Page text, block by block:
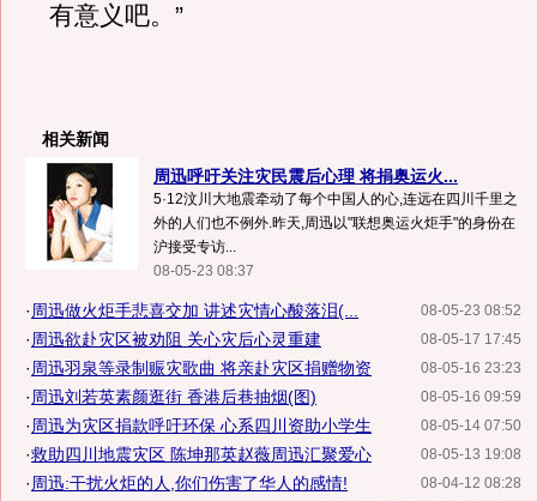
有意义吧。”
相关新闻
周迅呼吁关注灾民震后心理 将捐奥运火...
5·12汶川大地震牵动了每个中国人的心,连远在四川千里之
外的人们也不例外.昨天,周迅以"联想奥运火炬手"的身份在
沪接受专访...
08-05-23 08:37
08-05-23 08:52
· 周迅做火炬手悲喜交加 讲述灾情心酸落泪(...
08-05-17 17:45
· 周迅欲赴灾区被劝阻 关心灾后心灵重建
08-05-16 23:23
· 周迅羽泉等录制赈灾歌曲 将亲赴灾区捐赠物资
08-05-16 09:59
· 周迅刘若英素颜逛街 香港后巷抽烟(图)
08-05-14 07:50
· 周迅为灾区捐款呼吁环保 心系四川资助小学生
08-05-13 19:08
·救助四川地震灾区 陈坤那英赵薇周迅汇聚爱心
08-04-12 08:28
· 周迅:干扰火炬的人,你们伤害了华人的感情!